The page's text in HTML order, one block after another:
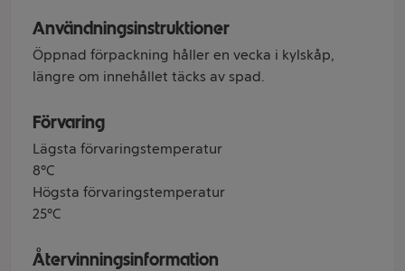
Användningsinstruktioner
Öppnad förpackning håller en vecka i kylskåp,
längre om innehållet täcks av spad.
Förvaring
Lägsta förvaringstemperatur
8°C
Högsta förvaringstemperatur
25°C
Återvinningsinformation